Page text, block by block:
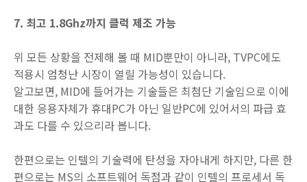
7. 최고 1.8Ghz까지 클럭 제조 가능
위 모든 상황을 전제해 볼 때 MID뿐만이 아니라, TVPC에도
적용시 엄청난 시장이 열릴 가능성이 있습니다.
알고보면, MID에 들어가는 기술들은 최첨단 기술임으로 이에
대한 응용자체가 휴대PC가 아닌 일반PC에 있어서의 파급 효
과도 다를 수 있으리라 봅니다.
한편으로는 인텔의 기술력에 탄성을 자아내게 하지만, 다른 한
편으로는 MS의 소프트웨어 독점과 같이 인텔의 프로세서 독